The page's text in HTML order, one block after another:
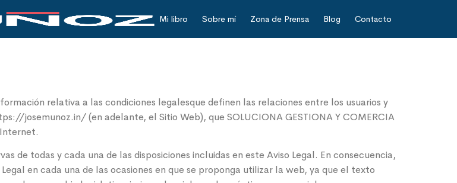
Mi libro Sobre mí Zona de Prensa Blog Contacto
relativa a las condiciones legalesque definen las relaciones entre los usuarios y
josemunoz.in/ (en adelante, el Sitio Web), que SOLUCIONA GESTIONA Y COMERCIA
de todas y cada una de las disposiciones incluidas en este Aviso Legal. En consecuencia,
en cada una de las ocasiones en que se proponga utilizar la web, ya que el texto